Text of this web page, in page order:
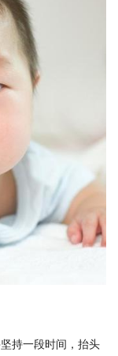
持一段时间，抬头